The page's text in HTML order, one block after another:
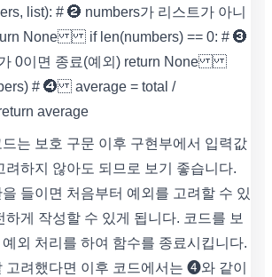
list): # ➋ numbers가 리스트가 아니
None if len(numbers) == 0: # ➌
가 0이면 종료(예외) return None
# ➍ average = total /
average
는 보호 구문 이후 구현부에서 입력값
려하지 않아도 되므로 보기 좋습니다.
들이면 처음부터 예외를 고려할 수 있
하게 작성할 수 있게 됩니다. 코드를 보
외 처리를 하여 함수를 종료시킵니다.
고려했다면 이후 코드에서는 ❹와 같이